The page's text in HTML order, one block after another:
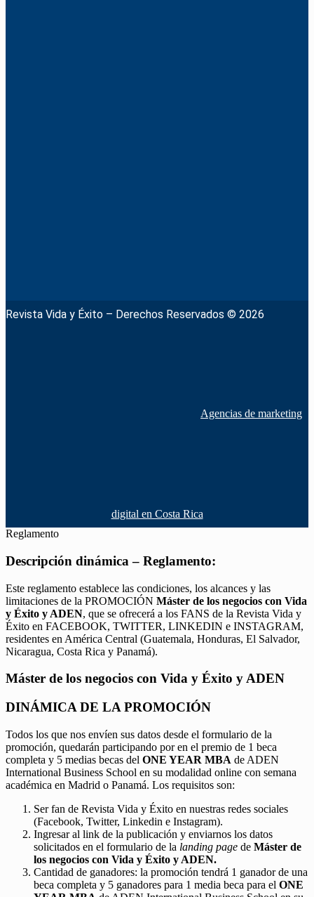
Revista Vida y Éxito – Derechos Reservados © 2026
Agencias de marketing
digital en Costa Rica
Reglamento
Descripción dinámica – Reglamento:
Este reglamento establece las condiciones, los alcances y las
limitaciones de la PROMOCIÓN Máster de los negocios con Vida
y Éxito y ADEN, que se ofrecerá a los FANS de la Revista Vida y
Éxito en FACEBOOK, TWITTER, LINKEDIN e INSTAGRAM,
residentes en América Central (Guatemala, Honduras, El Salvador,
Nicaragua, Costa Rica y Panamá).
Máster de los negocios con Vida y Éxito y ADEN
DINÁMICA DE LA PROMOCIÓN
Todos los que nos envíen sus datos desde el formulario de la
promoción, quedarán participando por en el premio de 1 beca
completa y 5 medias becas del ONE YEAR MBA de ADEN
International Business School en su modalidad online con semana
académica en Madrid o Panamá. Los requisitos son:
Ser fan de Revista Vida y Éxito en nuestras redes sociales
(Facebook, Twitter, Linkedin e Instagram).
Ingresar al link de la publicación y enviarnos los datos
solicitados en el formulario de la landing page de Máster de
los negocios con Vida y Éxito y ADEN.
Cantidad de ganadores: la promoción tendrá 1 ganador de una
beca completa y 5 ganadores para 1 media beca para el ONE